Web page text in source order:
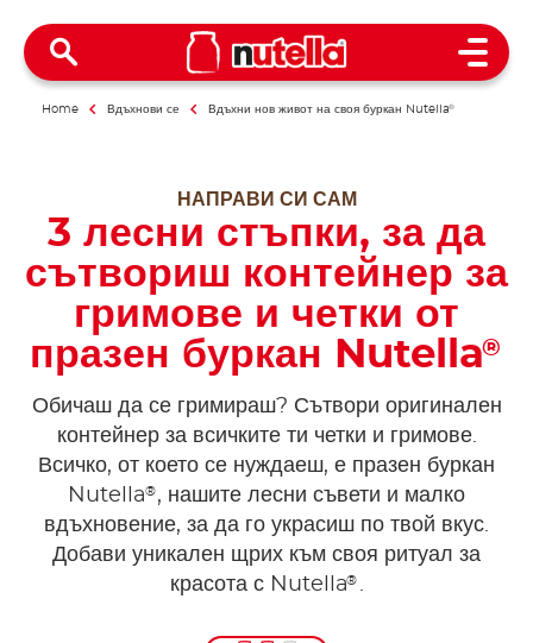
Open
Home Вдъхнови се Вдъхни нов живот на своя буркан Nutella®
НАПРАВИ СИ САМ
3 лесни стъпки, за да
сътвориш контейнер за
гримове и четки от
празен буркан Nutella®
Обичаш да се гримираш? Сътвори оригинален
контейнер за всичките ти четки и гримове.
Всичко, от което се нуждаеш, е празен буркан
Nutella®, нашите лесни съвети и малко
вдъхновение, за да го украсиш по твой вкус.
Добави уникален щрих към своя ритуал за
красота с Nutella® .